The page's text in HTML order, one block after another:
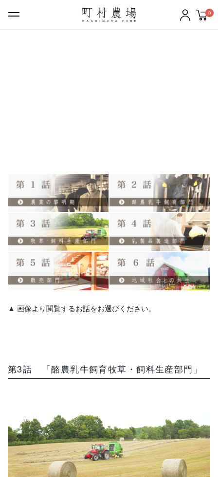
0
町村農場について
ご利用ガイド
特集
直営ショップご案内
ログイン / 会員登録 お問い合わせ
▲ 画像より閲覧するお話をお選びください。
第3話 「酪農乳牛飼育牧草・飼料生産部門」